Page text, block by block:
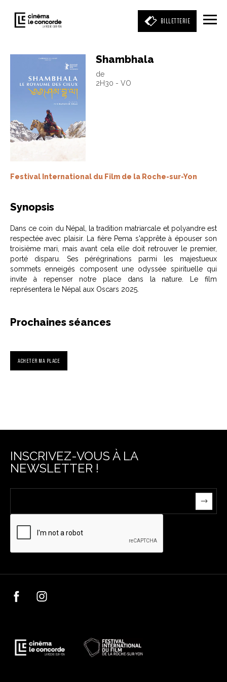
BILLETTERIE
Entrez votre mot clé
(film, réalisateur, acteur, événement)
Shambhala
de
2H30 - VO
Festival International du Film de la Roche-sur-Yon
Synopsis
Dans ce coin du Népal, la tradition matriarcale et polyandre est
respectée avec plaisir. La fière Pema s'apprête à épouser son
troisième mari, mais avant cela elle doit retrouver le premier,
porté disparu. Ses pérégrinations parmi les majestueux
sommets enneigés composent une odyssée spirituelle qui
invite à repenser notre place dans la nature. Le film
représentera le Népal aux Oscars 2025.
Prochaines séances
ACHETER MA PLACE
INSCRIVEZ-VOUS À LA
NEWSLETTER !